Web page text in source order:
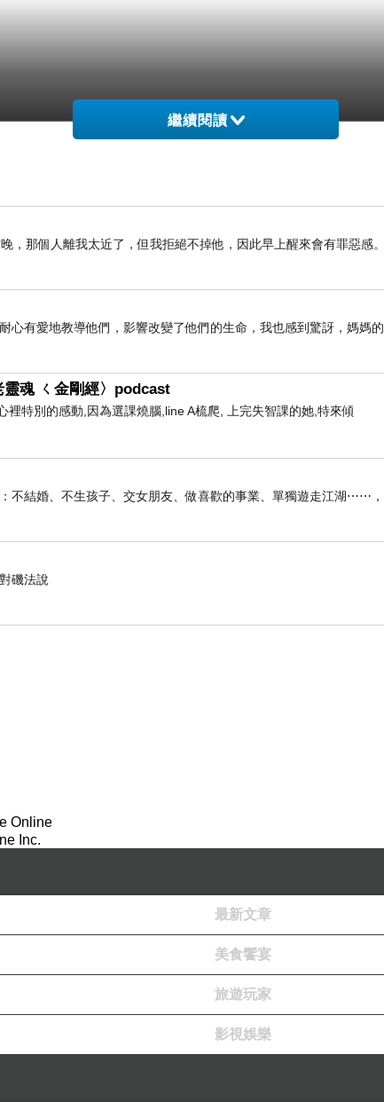
繼續閱讀
那個人離我太近了，但我拒絕不掉他，因此早上醒來會有罪惡感。
有愛地教導他們，影響改變了他們的生命，我也感到驚訝，媽媽的
魂 ㄑ金剛經〉podcast
特別的感動,因為選課燒腦,line A梳爬, 上完失智課的她,特來傾
不結婚、不生孩子、交女朋友、做喜歡的事業、單獨遊走江湖⋯⋯，
磯法說
Online
Inc.
最新文章
美食饗宴
旅遊玩家
影視娛樂